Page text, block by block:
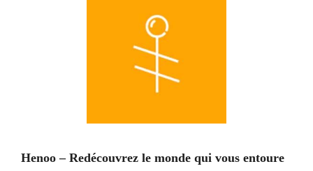
Henoo – Redécouvrez le monde qui vous entoure